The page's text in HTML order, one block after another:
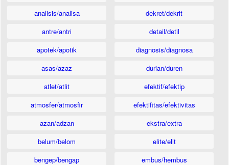
analisis/analisa
antre/antri
apotek/apotik
asas/azaz
atlet/atlit
atmosfer/atmosfir
azan/adzan
belum/belom
bengep/bengap
dekret/dekrit
detail/detil
diagnosis/diagnosa
durian/duren
efektif/efektip
efektifitas/efektivitas
ekstra/extra
elite/elit
embus/hembus